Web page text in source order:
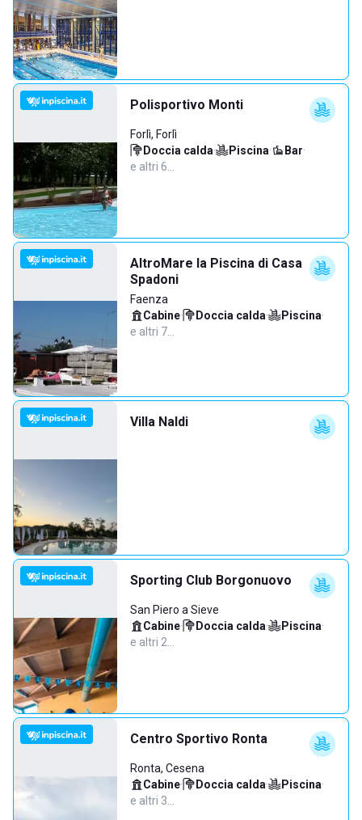
Polisportivo Monti
Forlì, Forlì
Doccia calda· Piscina· Bar·
e altri 6…
AltroMare la Piscina di Casa
Spadoni
Faenza
Cabine· Doccia calda· Piscina·
e altri 7…
Villa Naldi
Sporting Club Borgonuovo
San Piero a Sieve
Cabine· Doccia calda· Piscina·
e altri 2…
Centro Sportivo Ronta
Ronta, Cesena
Cabine· Doccia calda· Piscina·
e altri 3…